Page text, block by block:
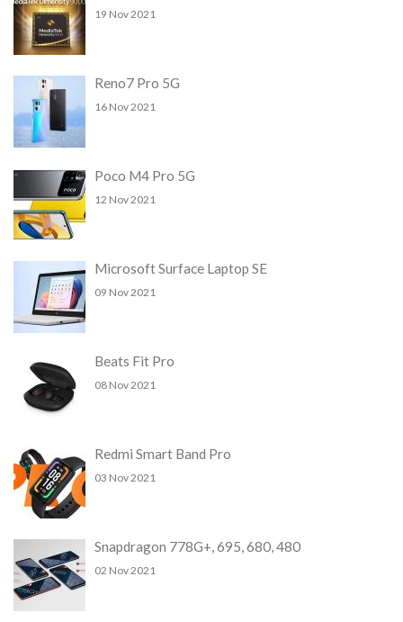
19 Nov 2021
Reno7 Pro 5G
16 Nov 2021
Poco M4 Pro 5G
12 Nov 2021
Microsoft Surface Laptop SE
09 Nov 2021
Beats Fit Pro
08 Nov 2021
Redmi Smart Band Pro
03 Nov 2021
Snapdragon 778G+, 695, 680, 480
02 Nov 2021